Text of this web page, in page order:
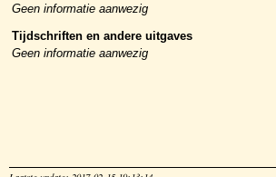
Geen informatie aanwezig
Tijdschriften en andere uitgaves
Geen informatie aanwezig